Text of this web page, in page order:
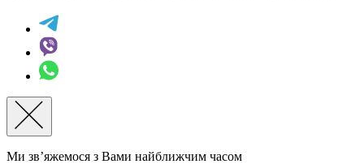
Ми зв’яжемося з Вами найближчим часом